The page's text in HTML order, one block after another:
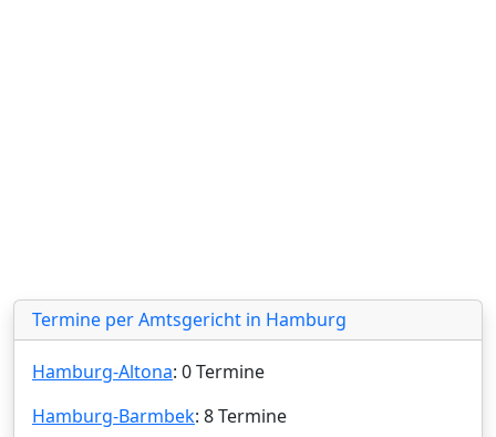
Termine per Amtsgericht in Hamburg
Hamburg-Altona: 0 Termine
Hamburg-Barmbek: 8 Termine